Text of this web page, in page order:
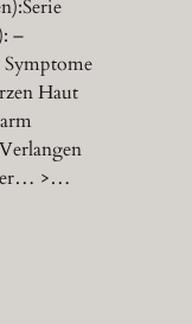
–
Symptome
Haut
>…